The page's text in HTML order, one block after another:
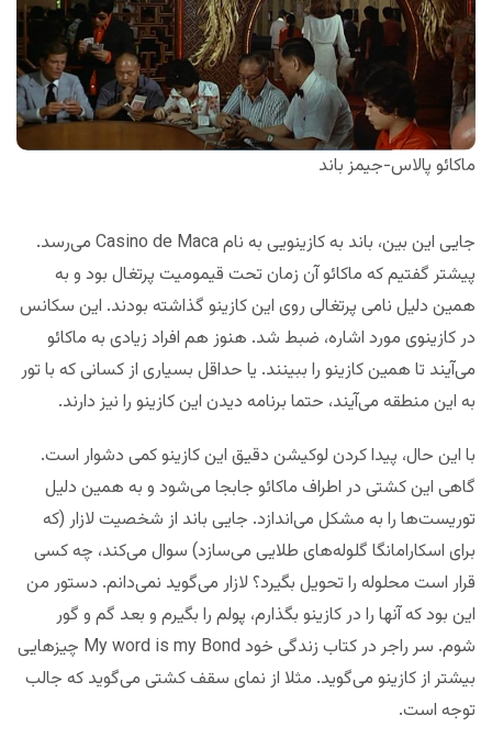
ماکائو پالاس-جیمز باند
جایی این بین، باند به کازینویی به نام Casino de Maca می‌رسد.
پیشتر گفتیم که ماکائو آن زمان تحت قیمومیت پرتغال بود و به
همین دلیل نامی پرتغالی روی این کازینو گذاشته بودند. این سکانس
در کازینوی مورد اشاره، ضبط شد. هنوز هم افراد زیادی به ماکائو
می‌آیند تا همین کازینو را ببینند. یا حداقل بسیاری از کسانی که با تور
به این منطقه می‌آیند، حتما برنامه دیدن این کازینو را نیز دارند.
با این حال، پیدا کردن لوکیشن دقیق این کازینو کمی دشوار است.
گاهی این کشتی در اطراف ماکائو جابجا می‌شود و به همین دلیل
توریست‌ها را به مشکل می‌اندازد. جایی باند از شخصیت لازار (که
برای اسکارامانگا گلوله‌های طلایی می‌سازد) سوال می‌کند، چه کسی
قرار است محلوله را تحویل بگیرد؟ لازار می‌گوید نمی‌دانم. دستور من
این بود که آنها را در کازینو بگذارم، پولم را بگیرم و بعد گم و گور
شوم. سر راجر در کتاب زندگی خود My word is my Bond چیزهایی
بیشتر از کازینو می‌گوید. مثلا از نمای سقف کشتی می‌گوید که جالب
توجه است.